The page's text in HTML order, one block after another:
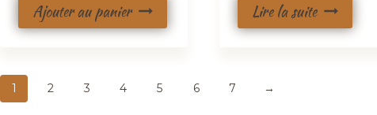
Ajouter au panier Lire la suite
1 2 3 4 5 6 7 →